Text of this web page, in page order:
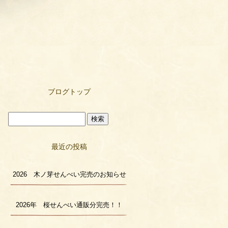
ブログトップ
最近の投稿
2026 木ノ芽せんべい完売のお知らせ
2026年 桜せんべい通販分完売！！